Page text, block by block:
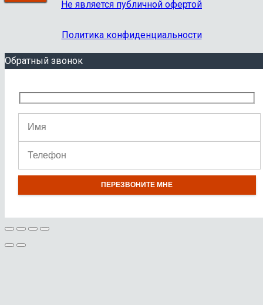
Не является публичной офертой
Политика конфиденциальности
Обратный звонок